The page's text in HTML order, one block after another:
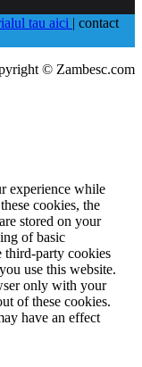
tau aici | contact
© Zambesc.com
experience while
cookies, the
stored on your
of basic
third-party cookies
use this website.
only with your
of these cookies.
have an effect